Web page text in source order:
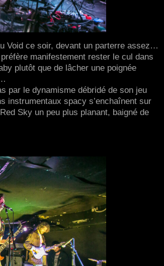
Void ce soir, devant un parterre assez…
manifestement rester le cul dans
plutôt que de lâcher une poignée
par le dynamisme débridé de son jeu
instrumentaux spacy s’enchaînent sur
Sky un peu plus planant, baigné de